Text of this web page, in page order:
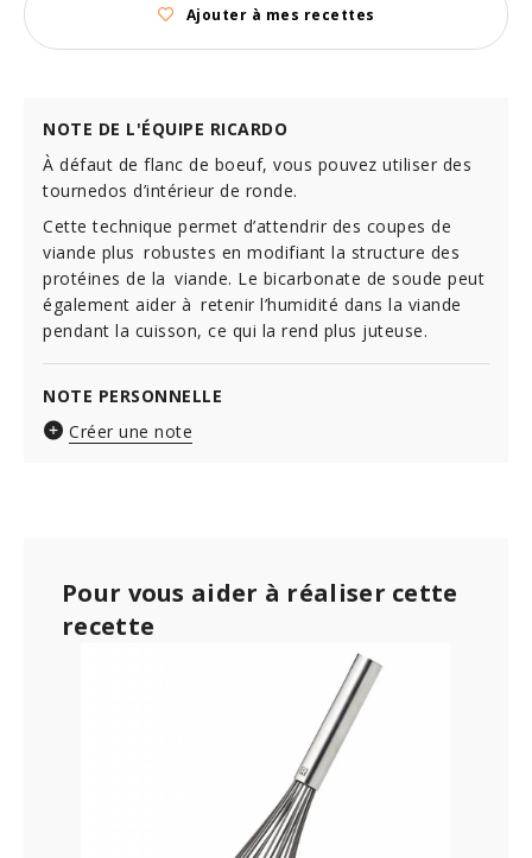
Ajouter à mes recettes
NOTE DE L'ÉQUIPE RICARDO
À défaut de flanc de boeuf, vous pouvez utiliser des
tournedos d’intérieur de ronde.
Cette technique permet d’attendrir des coupes de
viande plus robustes en modifiant la structure des
protéines de la viande. Le bicarbonate de soude peut
également aider à retenir l’humidité dans la viande
pendant la cuisson, ce qui la rend plus juteuse.
NOTE PERSONNELLE
Créer une note
Pour vous aider à réaliser cette
recette